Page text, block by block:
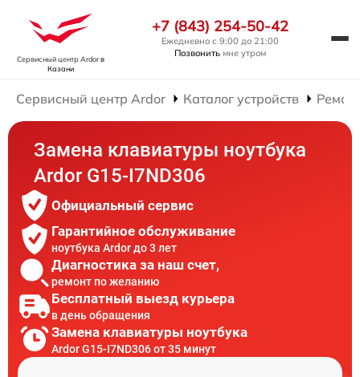
Сервисный центр Ardorв
Казани
+7 (843) 254-50-42
Ежедневно с 9:00 до 21:00
Позвонить мне утром
Сервисный центр Ardor Каталог устройств
Замена клавиатуры ноутбука
Ardor G15-I7ND306
Официальный сервис
Гарантийное обслуживание
ноутбука Ardor до 3 лет
Диагностика за наш счет,
ремонт по желанию
Бесплатный выезд курьера
в день обращения
Замена клавиатуры ноутбука
Ardor G15-I7ND306 от 35 минут